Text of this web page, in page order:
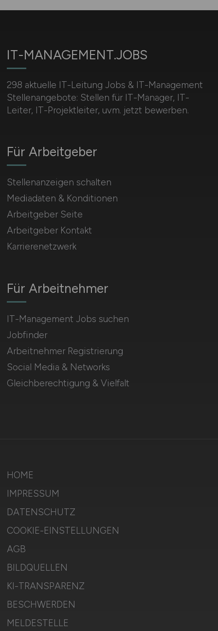
IT-MANAGEMENT.JOBS
298 aktuelle IT-Leitung Jobs & IT-Management
Stellenangebote: Stellen für IT-Manager, IT-
Leiter, IT-Projektleiter, uvm. jetzt bewerben.
Für Arbeitnehmer
IT-Management Jobs suchen
Jobfinder
Arbeitnehmer Registrierung
Social Media & Networks
Gleichberechtigung & Vielfalt
Für Arbeitgeber
Stellenanzeigen schalten
Mediadaten & Konditionen
Arbeitgeber Seite
Arbeitgeber Kontakt
Karrierenetzwerk
HOME
IMPRESSUM
DATENSCHUTZ
COOKIE-EINSTELLUNGEN
AGB
BILDQUELLEN
KI-TRANSPARENZ
BESCHWERDEN
MELDESTELLE